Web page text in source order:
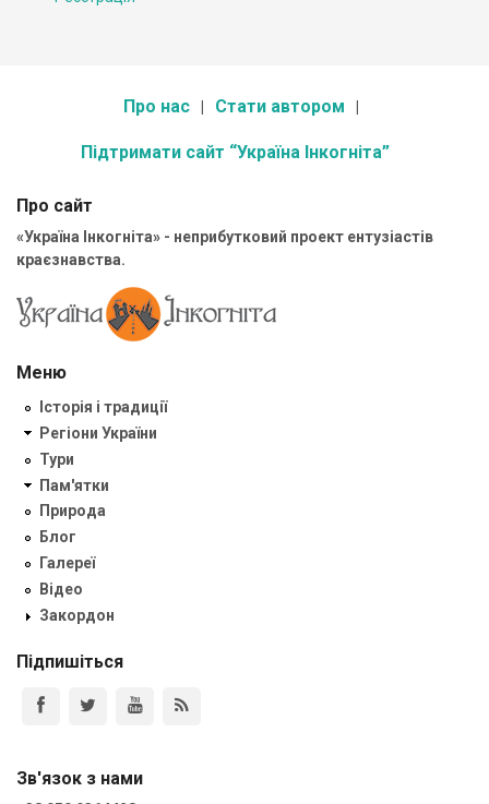
Про нас Стати автором
Підтримати сайт “Україна Інкогніта”
Про сайт
«Україна Інкогніта» - неприбутковий проект ентузіастів
краєзнавства.
Меню
Історія і традиції
Регіони України
Тури
Пам'ятки
Природа
Блог
Галереї
Відео
Закордон
Підпишіться
Зв'язок з нами